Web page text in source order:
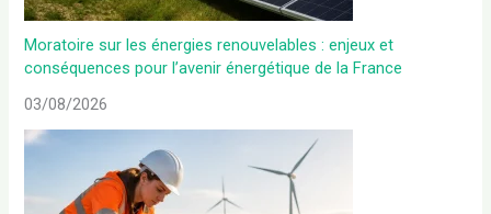
Moratoire sur les énergies renouvelables : enjeux et
conséquences pour l’avenir énergétique de la France
03/08/2026